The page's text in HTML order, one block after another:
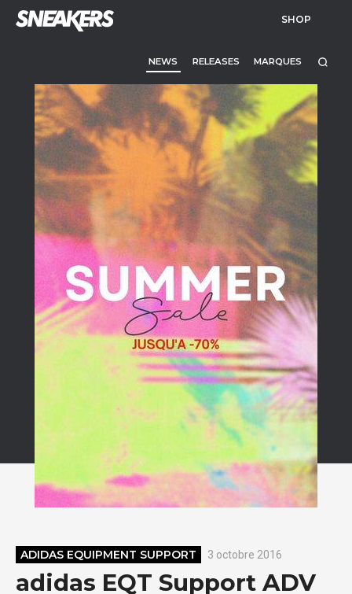
SHOP
NEWS RELEASES MARQUES
ADIDAS EQUIPMENT SUPPORT 3 octobre 2016
adidas EQT Support ADV